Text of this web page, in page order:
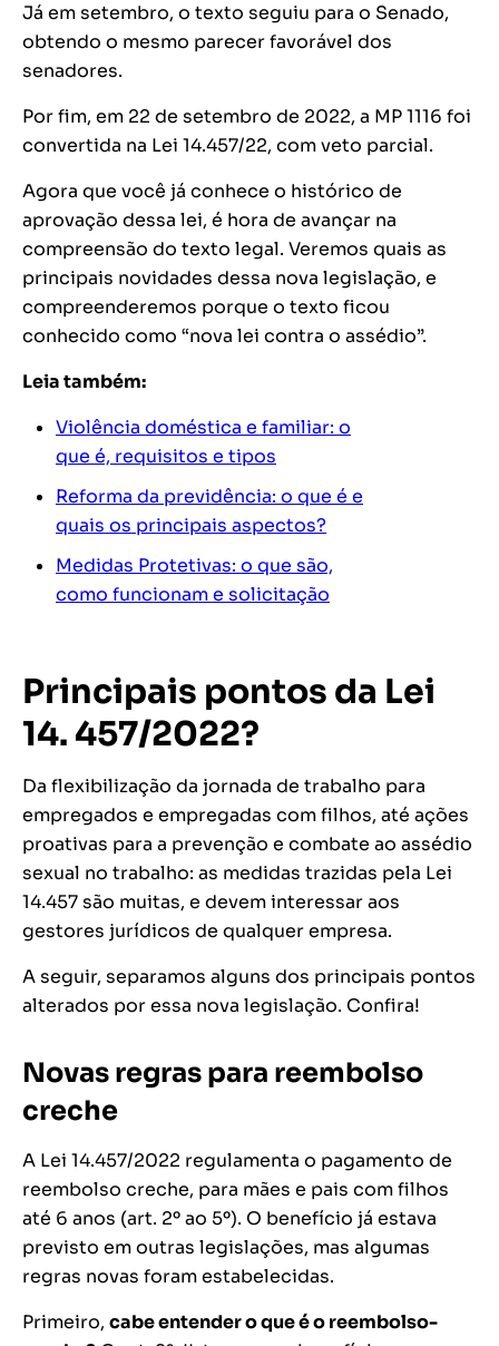
Já em setembro, o texto seguiu para o Senado,
obtendo o mesmo parecer favorável dos
senadores.
Por fim, em 22 de setembro de 2022, a MP 1116 foi
convertida na Lei 14.457/22, com veto parcial.
Agora que você já conhece o histórico de
aprovação dessa lei, é hora de avançar na
compreensão do texto legal. Veremos quais as
principais novidades dessa nova legislação, e
compreenderemos porque o texto ficou
conhecido como “nova lei contra o assédio”.
Leia também:
Violência doméstica e familiar: o
que é, requisitos e tipos
Reforma da previdência: o que é e
quais os principais aspectos?
Medidas Protetivas: o que são,
como funcionam e solicitação
Principais pontos da Lei
14. 457/2022?
Da flexibilização da jornada de trabalho para
empregados e empregadas com filhos, até ações
proativas para a prevenção e combate ao assédio
sexual no trabalho: as medidas trazidas pela Lei
14.457 são muitas, e devem interessar aos
gestores jurídicos de qualquer empresa.
A seguir, separamos alguns dos principais pontos
alterados por essa nova legislação. Confira!
Novas regras para reembolso
creche
A Lei 14.457/2022 regulamenta o pagamento de
reembolso creche, para mães e pais com filhos
até 6 anos (art. 2º ao 5º). O benefício já estava
previsto em outras legislações, mas algumas
regras novas foram estabelecidas.
Primeiro, cabe entender o que é o reembolso-